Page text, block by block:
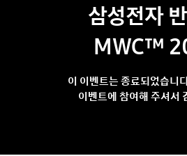
삼성전자
MWC™
이 이벤트는 종료되었습니
이벤트에 참여해 주셔서